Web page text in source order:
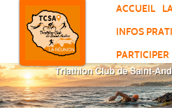
ACCUEIL
INFOS
PARTICIPER
Panneau de gestion des cookies